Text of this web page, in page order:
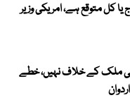
یا کل متوقع ہے، امریکی وزیر
ملک کے خلاف نہیں، خطے